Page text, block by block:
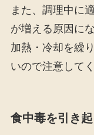
また、調理中に
が増える原因に
加熱・冷却を繰
いので注意して
食中毒を引き